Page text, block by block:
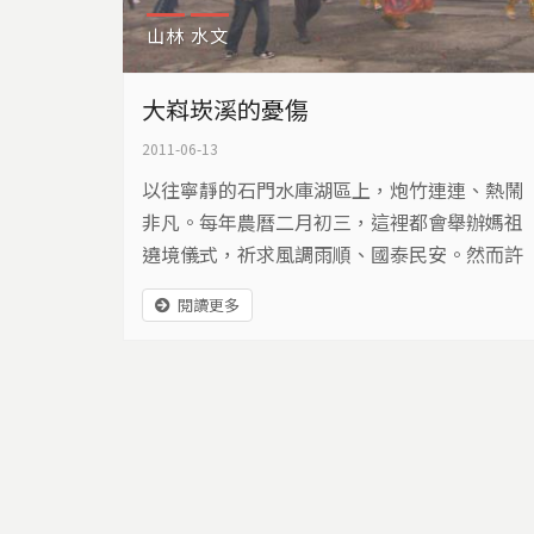
山林 水文
大嵙崁溪的憂傷
2011-06-13
以往寧靜的石門水庫湖區上，炮竹連連、熱鬧
非凡。每年農曆二月初三，這裡都會舉辦媽祖
遶境儀式，祈求風調雨順、國泰民安。然而許
多人不知道，原來在這方碧綠湖水下，曾經有
村莊和廟宇，而大嵙崁溪的憂傷，就是從石門
閱讀更多